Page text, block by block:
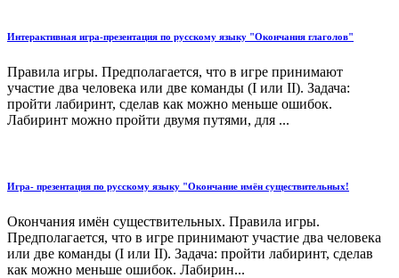
Интерактивная игра-презентация по русскому языку "Окончания глаголов"
Правила игры. Предполагается, что в игре принимают
участие два человека или две команды (I или II). Задача:
пройти лабиринт, сделав как можно меньше ошибок.
Лабиринт можно пройти двумя путями, для ...
Игра- презентация по русскому языку "Окончание имён существительных!
Окончания имён существительных. Правила игры.
Предполагается, что в игре принимают участие два человека
или две команды (I или II). Задача: пройти лабиринт, сделав
как можно меньше ошибок. Лабирин...